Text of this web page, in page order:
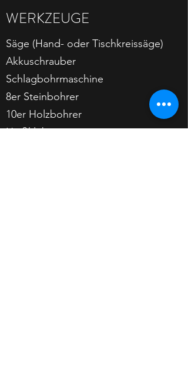
WERKZEUGE
Säge (Hand- oder Tischkreissäge)
Akkuschrauber
Schlagbohrmaschine
8er Steinbohrer
10er Holzbohrer
Heißkleber